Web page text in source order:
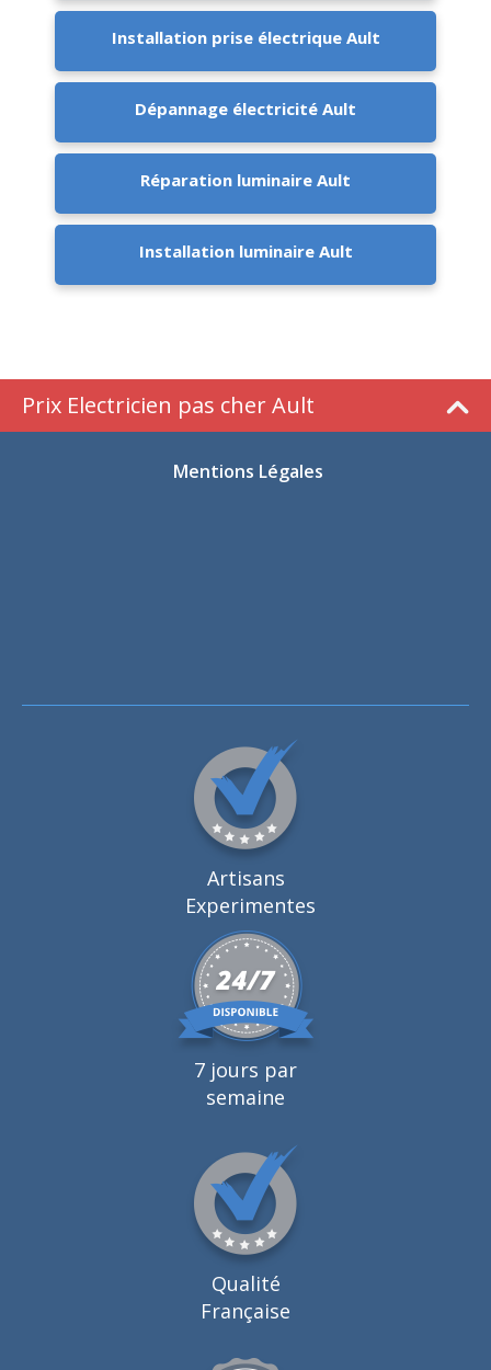
Installation prise électrique Ault
Dépannage électricité Ault
Réparation luminaire Ault
Installation luminaire Ault
Prix Electricien pas cher Ault
Mentions Légales
Artisans
Experimentes
7 jours par
semaine
Qualité
Française